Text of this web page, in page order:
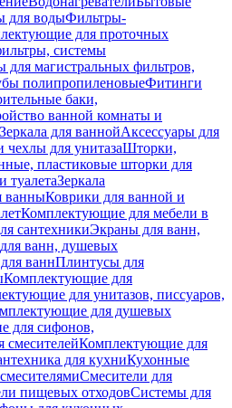
для водыФильтры-
для проточных
системы
для магистральных фильтров,
полипропиленовыеФитинги
баки,
ванной комнаты и
Зеркала для ваннойАксессуары для
чехлы для унитазаШторки,
пластиковые шторки для
туалетаЗеркала
ванныКоврики для ванной и
Комплектующие для мебели в
сантехникиЭкраны для ванн,
ванн, душевых
ваннПлинтусы для
Комплектующие для
для унитазов, писсуаров,
для душевых
для сифонов,
Комплектующие для
для кухниКухонные
Смесители для
пищевых отходовСистемы для